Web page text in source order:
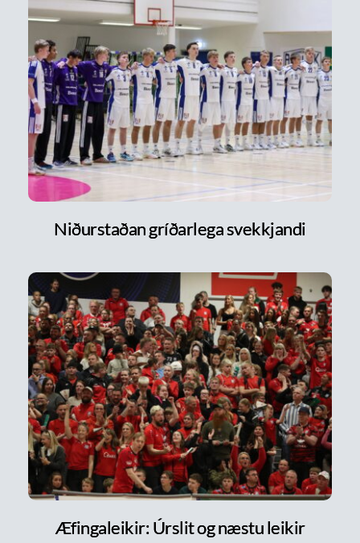
Niðurstaðan gríðarlega svekkjandi
Æfingaleikir: Úrslit og næstu leikir